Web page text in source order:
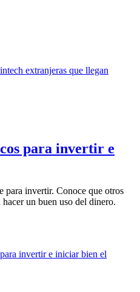
para invertir e
para invertir. Conoce que otros
un buen uso del dinero.